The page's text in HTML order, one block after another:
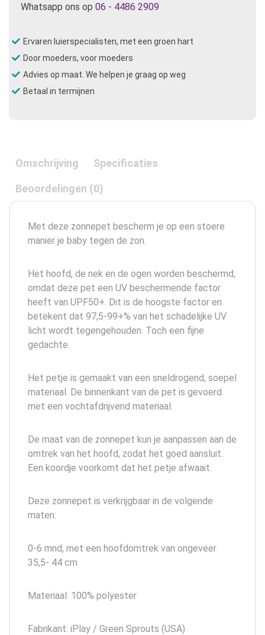
Whatsapp ons op 06 - 4486 2909
Ervaren luierspecialisten, met een groen hart
Door moeders, voor moeders
Advies op maat. We helpen je graag op weg
Betaal in termijnen
Omschrijving Specificaties
Beoordelingen (0)
Met deze zonnepet bescherm je op een stoere
manier je baby tegen de zon.
Het hoofd, de nek en de ogen worden beschermd,
omdat deze pet een UV beschermende factor
heeft van UPF50+. Dit is de hoogste factor en
betekent dat 97,5-99+% van het schadelijke UV
licht wordt tegengehouden. Toch een fijne
gedachte.
Het petje is gemaakt van een sneldrogend, soepel
materiaal. De binnenkant van de pet is gevoerd
met een vochtafdrijvend materiaal.
De maat van de zonnepet kun je aanpassen aan de
omtrek van het hoofd, zodat het goed aansluit.
Een koordje voorkomt dat het petje afwaait.
Deze zonnepet is verkrijgbaar in de volgende
maten:
0-6 mnd, met een hoofdomtrek van ongeveer
35,5- 44 cm
Materiaal: 100% polyester
Fabrikant: iPlay / Green Sprouts (USA)